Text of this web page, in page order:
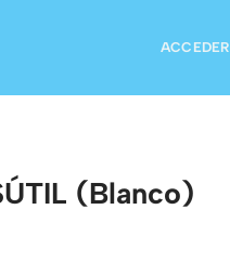
ACCEDER
(Blanco)